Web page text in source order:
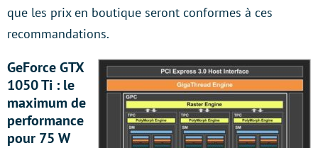
que les prix en boutique seront conformes à ces
recommandations.
GeForce GTX
1050 Ti : le
maximum de
performance
pour 75 W